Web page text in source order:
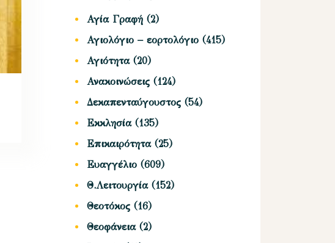
Αγία Γραφή (2)
Αγιολόγιο – εορτολόγιο (415)
Αγιότητα(20)
Ανακοινώσεις (124)
Δεκαπενταύγουστος (54)
Εκκλησία(135)
Επικαιρότητα(25)
Ευαγγέλιο (609)
Θ.Λειτουργία(152)
Θεοτόκος (16)
Θεοφάνεια(2)